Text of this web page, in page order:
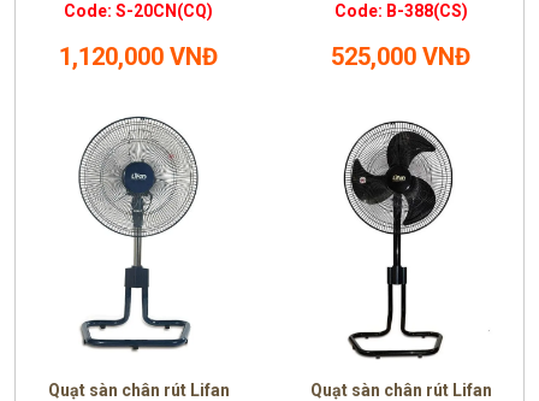
Code: S-20CN(CQ)
1,120,000 VNĐ
Code: B-388(CS)
525,000 VNĐ
Quạt sàn chân rút Lifan
Quạt sàn chân rút Lifan